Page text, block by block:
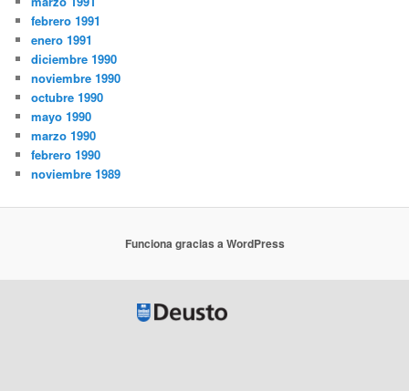
febrero 1991
enero 1991
diciembre 1990
noviembre 1990
octubre 1990
mayo 1990
marzo 1990
febrero 1990
noviembre 1989
Funciona gracias a WordPress